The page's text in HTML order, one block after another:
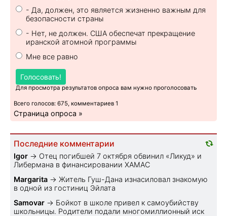
- Да, должен, это является жизненно важным для
безопасности страны
- Нет, не должен. США обеспечат прекращение
иранской атомной программы
Мне все равно
Голосовать!
Для просмотра результатов опроса вам нужно проголосовать
Всего голосов: 675, комментариев 1
Страница опроса »
Последние комментарии
Igor → Отец погибшей 7 октября обвинил «Ликуд» и
Либермана в финансировании ХАМАС
Margarita → Житель Гуш-Дана изнасиловал знакомую
в одной из гостиниц Эйлата
Samovar → Бойкот в школе привел к самоубийству
школьницы. Родители подали многомиллионный иск